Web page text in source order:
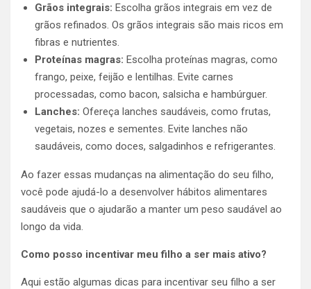
Grãos integrais: Escolha grãos integrais em vez de
grãos refinados. Os grãos integrais são mais ricos em
fibras e nutrientes.
Proteínas magras: Escolha proteínas magras, como
frango, peixe, feijão e lentilhas. Evite carnes
processadas, como bacon, salsicha e hambúrguer.
Lanches: Ofereça lanches saudáveis, como frutas,
vegetais, nozes e sementes. Evite lanches não
saudáveis, como doces, salgadinhos e refrigerantes.
Ao fazer essas mudanças na alimentação do seu filho,
você pode ajudá-lo a desenvolver hábitos alimentares
saudáveis que o ajudarão a manter um peso saudável ao
longo da vida.
Como posso incentivar meu filho a ser mais ativo?
Aqui estão algumas dicas para incentivar seu filho a ser